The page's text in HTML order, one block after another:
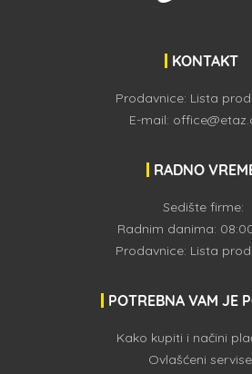
KONTAKT
Prodavnice: Lista
E-mail:
RADNO
Sedište firme:
Radnim danima:
Prodavnice: Lista
POTREBNA VAM JE
Kako kupiti i načini
Ovlašćeni